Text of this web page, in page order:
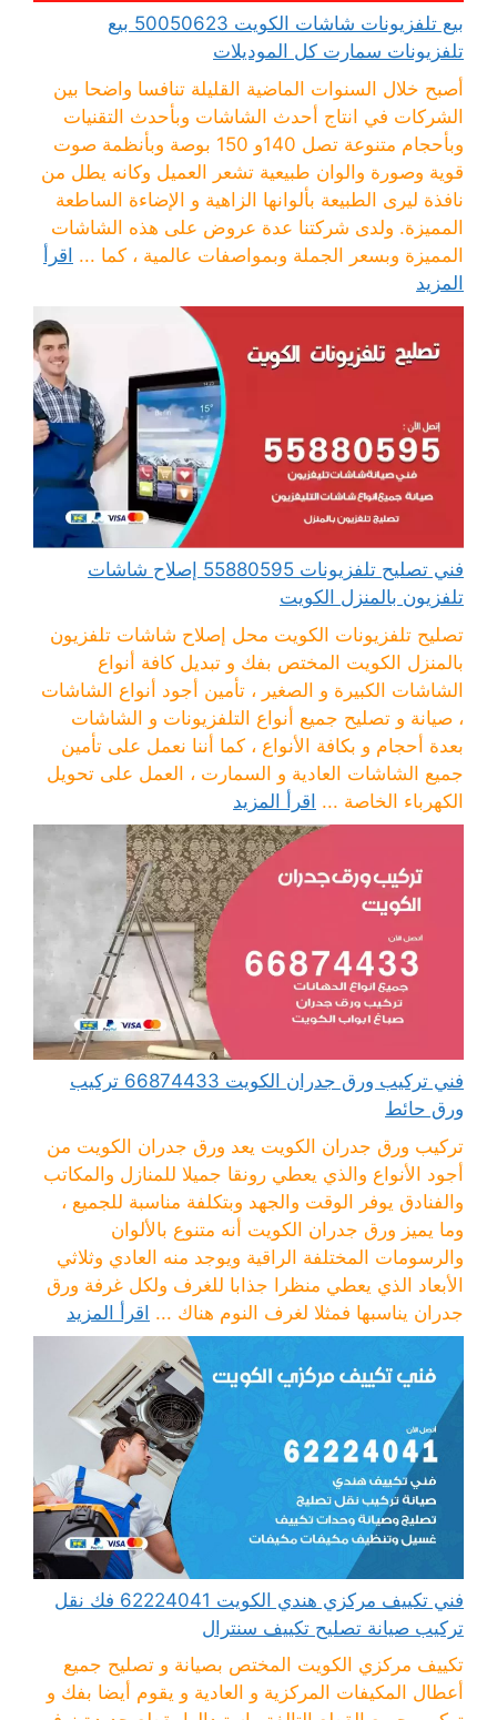
بيع تلفزيونات شاشات الكويت 50050623 بيع
تلفزيونات سمارت كل الموديلات
أصبح خلال السنوات الماضية القليلة تنافسا واضحا بين
الشركات في انتاج أحدث الشاشات وبأحدث التقنيات
وبأحجام متنوعة تصل 140و 150 بوصة وبأنظمة صوت
قوية وصورة والوان طبيعية تشعر العميل وكانه يطل من
نافذة ليرى الطبيعة بألوانها الزاهية و الإضاءة الساطعة
المميزة. ولدى شركتنا عدة عروض على هذه الشاشات
المميزة وبسعر الجملة وبمواصفات عالمية ، كما ... اقرأ
المزيد
فني تصليح تلفزيونات 55880595 إصلاح شاشات
تلفزيون بالمنزل الكويت
تصليح تلفزيونات الكويت محل إصلاح شاشات تلفزيون
بالمنزل الكويت المختص بفك و تبديل كافة أنواع
الشاشات الكبيرة و الصغير ، تأمين أجود أنواع الشاشات
، صيانة و تصليح جميع أنواع التلفزيونات و الشاشات
بعدة أحجام و بكافة الأنواع ، كما أننا نعمل على تأمين
جميع الشاشات العادية و السمارت ، العمل على تحويل
الكهرباء الخاصة ... اقرأ المزيد
فني تركيب ورق جدران الكويت 66874433 تركيب
ورق حائط
تركيب ورق جدران الكويت يعد ورق جدران الكويت من
أجود الأنواع والذي يعطي رونقا جميلا للمنازل والمكاتب
والفنادق يوفر الوقت والجهد وبتكلفة مناسبة للجميع ،
وما يميز ورق جدران الكويت أنه متنوع بالألوان
والرسومات المختلفة الراقية ويوجد منه العادي وثلاثي
الأبعاد الذي يعطي منظرا جذابا للغرف ولكل غرفة ورق
جدران يناسبها فمثلا لغرف النوم هناك ... اقرأ المزيد
فني تكييف مركزي هندي الكويت 62224041 فك نقل
تركيب صيانة تصليح تكييف سنترال
تكييف مركزي الكويت المختص بصيانة و تصليح جميع
أعطال المكيفات المركزية و العادية و يقوم أيضا بفك و